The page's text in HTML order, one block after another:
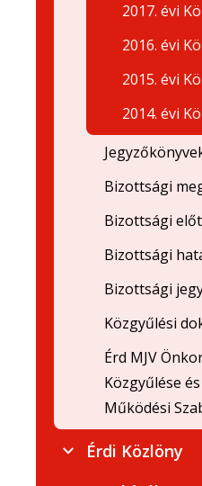
2017. évi
2016. évi
2015. évi
2014. évi
Bizottsági
Bizottsági
Bizottsági
Bizottsági
Közgyűlési
Érd MJV
Közgyűlése
Működési
Érdi Közlöny